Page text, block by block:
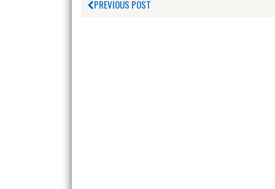
PREVIOUS POST